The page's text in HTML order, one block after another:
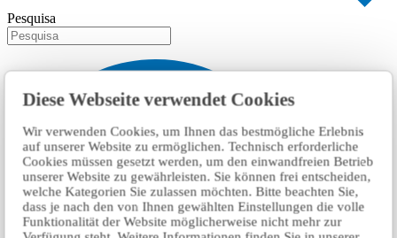
Diese Webseite verwendet Cookies
Wir verwenden Cookies, um Ihnen das bestmögliche Erlebnis
auf unserer Website zu ermöglichen. Technisch erforderliche
Cookies müssen gesetzt werden, um den einwandfreien Betrieb
unserer Website zu gewährleisten. Sie können frei entscheiden,
welche Kategorien Sie zulassen möchten. Bitte beachten Sie,
dass je nach den von Ihnen gewählten Einstellungen die volle
Funktionalität der Website möglicherweise nicht mehr zur
Pesquisa